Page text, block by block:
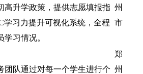
高升学政策，提供志愿填报指
学习力提升可视化系统，全程
学习情况。
州
市
团队通过对每一个学生进行个
郑
州